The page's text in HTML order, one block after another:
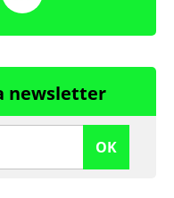
newsletter
OK